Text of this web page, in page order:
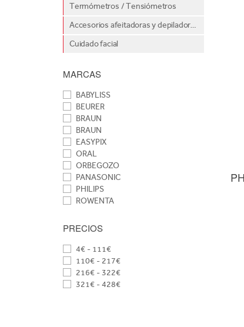
Termómetros / Tensiómetros
Accesorios afeitadoras y depiladoras
Cuidado facial
MARCAS
BABYLISS
BEURER
BRAUN
BRAUN
EASYPIX
ORAL
ORBEGOZO
PANASONIC
PHILIPS
ROWENTA
TAURUS
TRISTAR
UFESA
PRECIOS
4€ - 111€
110€ - 217€
216€ - 322€
321€ - 428€